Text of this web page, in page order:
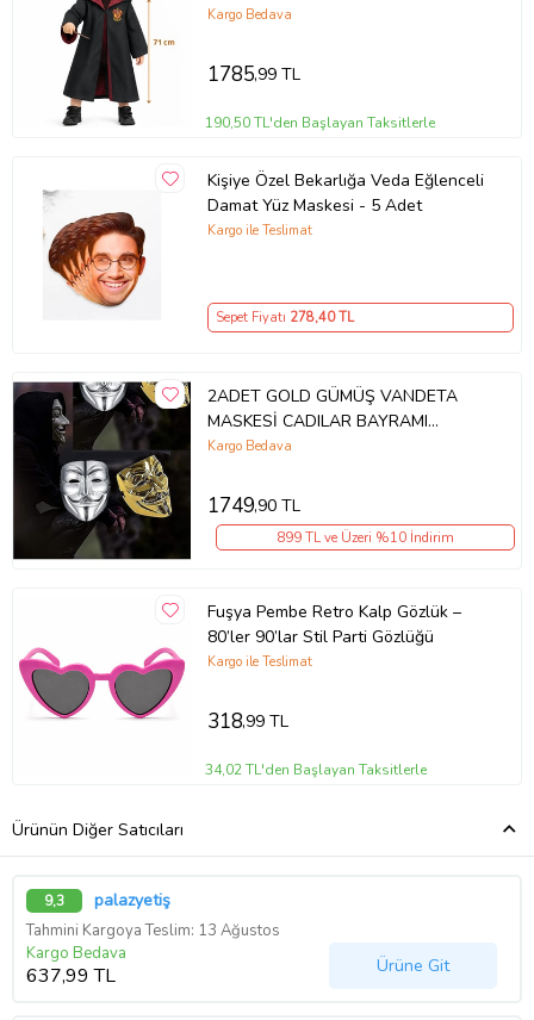
Kargo Bedava
1785,99 TL
190,50 TL'den Başlayan Taksitlerle
Kişiye Özel Bekarlığa Veda Eğlenceli
Damat Yüz Maskesi - 5 Adet
Kargo ile Teslimat
Sepet Fiyatı 278,40 TL
2ADET GOLD GÜMÜŞ VANDETA
MASKESİ CADILAR BAYRAMI
MASKESİ KORKU MASKESİ PARTİ
Kargo Bedava
1749,90 TL
899 TL ve Üzeri %10 İndirim
Fuşya Pembe Retro Kalp Gözlük –
80’ler 90’lar Stil Parti Gözlüğü
Kargo ile Teslimat
318,99 TL
34,02 TL'den Başlayan Taksitlerle
Ürünün Diğer Satıcıları
9,3 palazyetiş
Tahmini Kargoya Teslim: 13 Ağustos
Kargo Bedava
637,99 TL Ürüne Git